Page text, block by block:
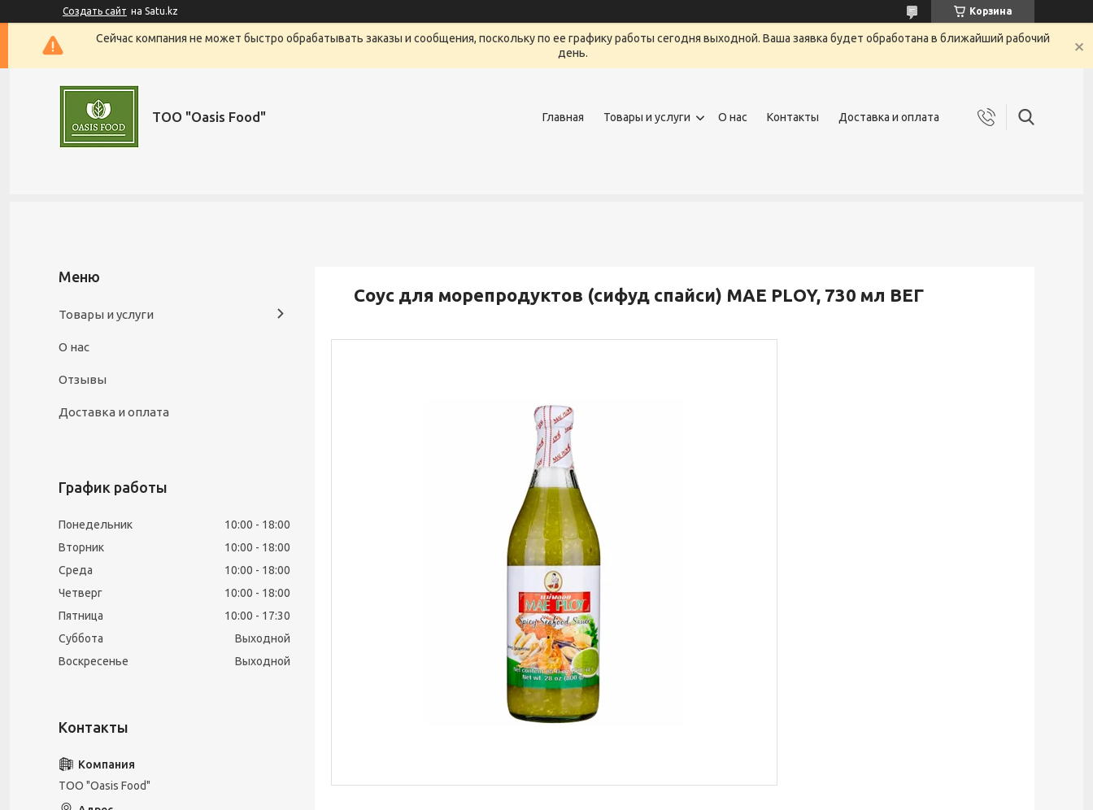
Создать сайт на Satu.kz Корзина
Сейчас компания не может быстро обрабатывать заказы и сообщения, поскольку по ее графику работы сегодня выходной. Ваша заявка будет обработана в ближайший рабочий
день.
ТОО "Oasis Food" Главная Товары и услуги О нас Контакты Доставка и оплата
Соус для морепродуктов (сифуд спайси) MAE PLOY, 730 мл ВЕГ
Товары и услуги
О нас
Отзывы
Доставка и оплата
График работы
Понедельник 10:00
18:00
Вторник
10:00
18:00
Среда
10:00
18:00
Четверг
10:00
18:00
Пятница
10:00
17:30
Суббота
Выходной
Воскресенье
Выходной
ТОО "Oasis Food"